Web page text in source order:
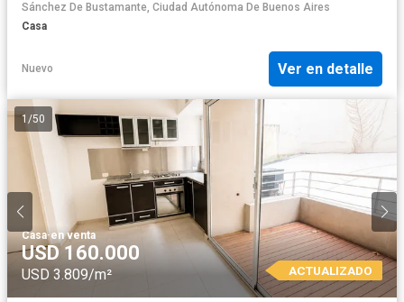
Sánchez De Bustamante, Ciudad Autónoma De Buenos Aires
Casa
Nuevo Ver en detalle
1 /50
Casa·en venta
USD 160.000
USD 3.809/m² ACTUALIZADO